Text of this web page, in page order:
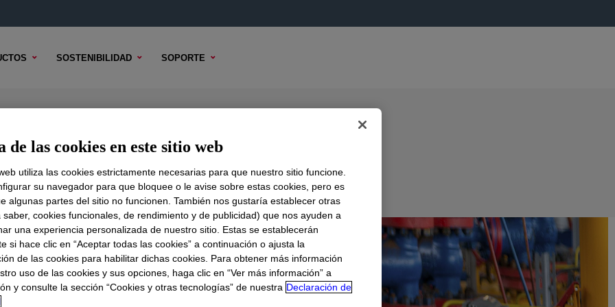
SOSTENIBILIDAD SOPORTE
TÉCNICO OPCIONES DE MUESTRA OPCIONES DE COMPRA
de las cookies en este sitio web
utiliza las cookies estrictamente necesarias para que nuestro sitio funcione.
su navegador para que bloquee o le avise sobre estas cookies, pero es
algunas partes del sitio no funcionen. También nos gustaría establecer otras
saber, cookies funcionales, de rendimiento y de publicidad) que nos ayuden a
una experiencia personalizada de nuestro sitio. Estas se establecerán
si hace clic en “Aceptar todas las cookies” a continuación o ajusta la
de las cookies para habilitar dichas cookies. Para obtener más información
uso de las cookies y sus opciones, haga clic en “Ver más información” a
y consulte la sección “Cookies y otras tecnologías” de nuestra Declaración de